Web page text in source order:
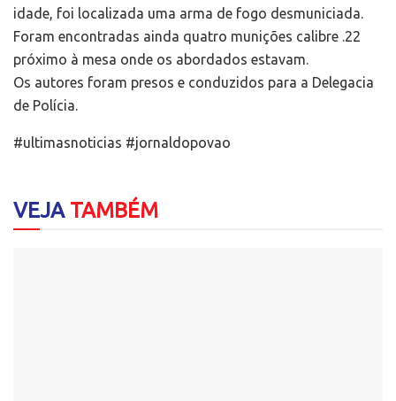
idade, foi localizada uma arma de fogo desmuniciada.
Foram encontradas ainda quatro munições calibre .22
próximo à mesa onde os abordados estavam.
Os autores foram presos e conduzidos para a Delegacia
de Polícia.
#ultimasnoticias #jornaldopovao
VEJATAMBÉM